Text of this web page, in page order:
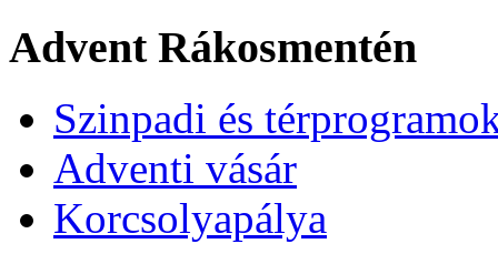
Advent Rákosmentén
Szinpadi és
Adventi vásár
Korcsolyapálya